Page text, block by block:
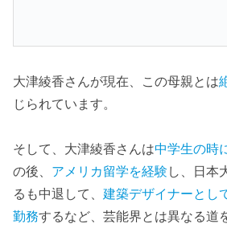
大津綾香さんが現在、この母親とは
じられています。
そして、大津綾香さんは中学生の時
の後、 アメリカ留学を経験 し、日本
るも中退して、 建築デザイナーとし
勤務するなど、芸能界とは異なる道